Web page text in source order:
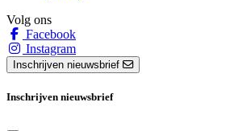
Volg ons
Facebook
Instagram
Inschrijven nieuwsbrief
Inschrijven nieuwsbrief